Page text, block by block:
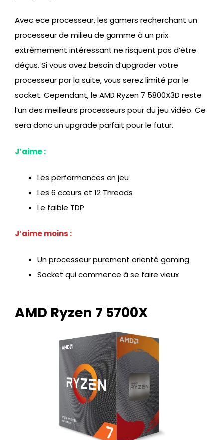
Avec ece processeur, les gamers recherchant un
processeur de milieu de gamme à un prix
extrêmement intéressant ne risquent pas d’être
déçus. Si vous avez besoin d’upgrader votre
processeur par la suite, vous serez limité par le
socket. Cependant, le AMD Ryzen 7 5800X3D reste
l’un des meilleurs processeurs pour du jeu vidéo. Ce
sera donc un upgrade parfait pour le futur.
J’aime :
Les performances en jeu
Les 6 cœurs et 12 Threads
Le faible TDP
J’aime moins :
Un processeur purement orienté gaming
Socket qui commence à se faire vieux
AMD Ryzen 7 5700X